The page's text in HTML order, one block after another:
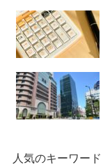
人気のキーワード